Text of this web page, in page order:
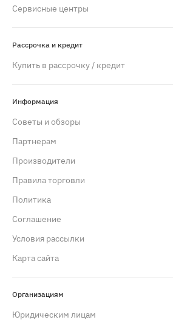
Сервисные центры
Рассрочка и кредит
Купить в рассрочку / кредит
Информация
Советы и обзоры
Партнерам
Производители
Правила торговли
Политика
Cоглашение
Условия рассылки
Карта сайта
Организациям
Юридическим лицам